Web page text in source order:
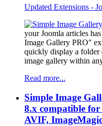
Updated Extensions -
your Joomla articles
Image Gallery PRO"
quickly display a folder
image gallery within
Read more...
Simple Image
8.x compatible
AVIF,